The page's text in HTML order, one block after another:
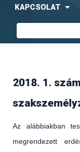
KAPCSOLAT
2018. 1.
Az alábbiakban
megrendezett